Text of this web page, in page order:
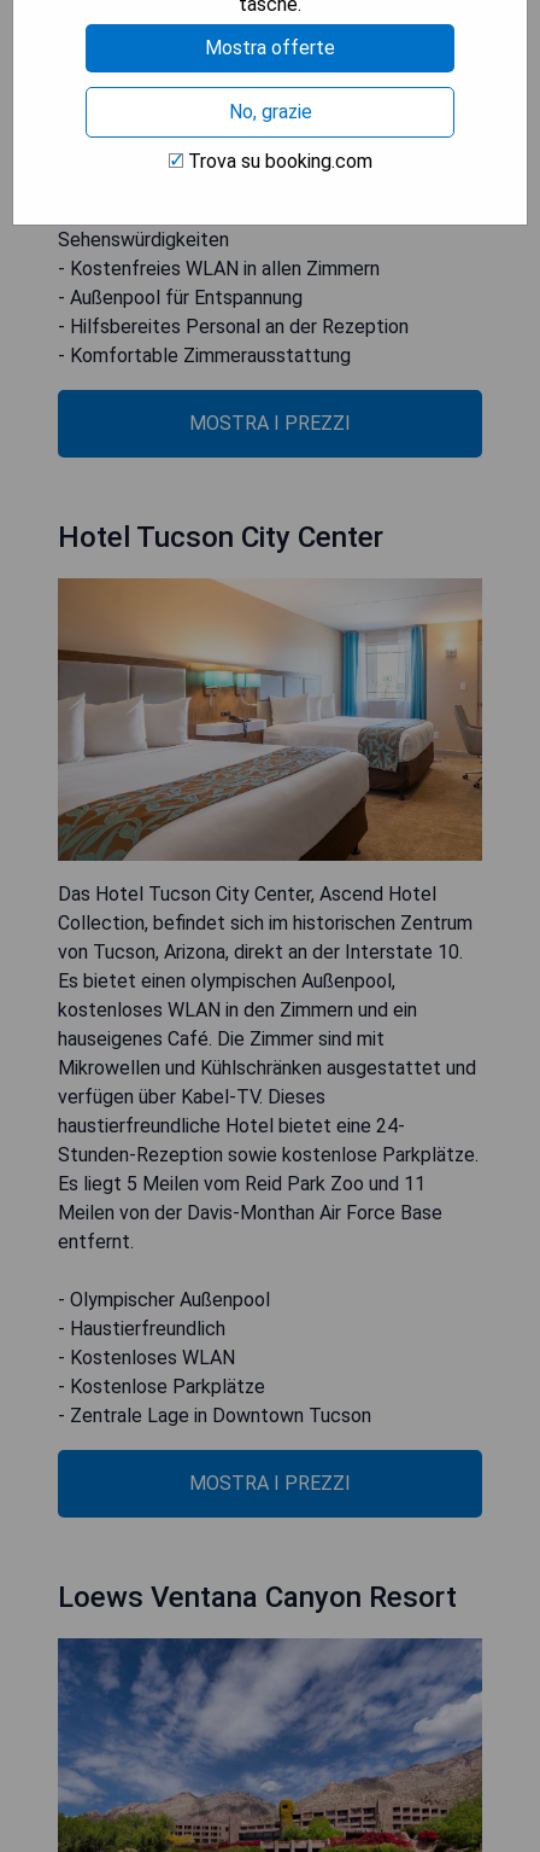
mit einem Schreibtisch, einem TV sowie einem
eigenen Bad mit kostenlosen Pflegeprodukten
ausgestattet. Zu den weiteren Einrichtungen
gehören eine Terrasse und ein 24-Stunden-
Frontdesk-Service. Der Flughafen Tucson
International Airport ist 13 km entfernt.
Sehenswürdigkeiten
- Kostenfreies WLAN in allen Zimmern
- Außenpool für Entspannung
- Hilfsbereites Personal an der Rezeption
- Komfortable Zimmerausstattung
MOSTRA I PREZZI
Hotel Tucson City Center
Das Hotel Tucson City Center, Ascend Hotel
Collection, befindet sich im historischen Zentrum
von Tucson, Arizona, direkt an der Interstate 10.
Es bietet einen olympischen Außenpool,
kostenloses WLAN in den Zimmern und ein
hauseigenes Café. Die Zimmer sind mit
Mikrowellen und Kühlschränken ausgestattet und
verfügen über Kabel-TV. Dieses
haustierfreundliche Hotel bietet eine 24-
Stunden-Rezeption sowie kostenlose Parkplätze.
Es liegt 5 Meilen vom Reid Park Zoo und 11
Meilen von der Davis-Monthan Air Force Base
entfernt.
- Olympischer Außenpool
- Haustierfreundlich
- Kostenloses WLAN
- Kostenlose Parkplätze
- Zentrale Lage in Downtown Tucson
MOSTRA I PREZZI
Loews Ventana Canyon Resort
Mostra offerte
No, grazie
Trova su booking.com